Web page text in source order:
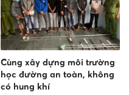
Cùng xây dựng môi trường
học đường an toàn, không
có hung khí